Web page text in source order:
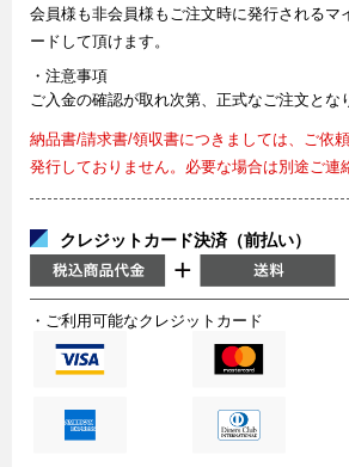
会員様も非会員様もご注文時に発行されるマ
ードして頂けます。
・注意事項
ご入金の確認が取れ次第、正式なご注文とな
納品書/請求書/領収書につきましては、ご依
発行しておりません。必要な場合は別途ご連
クレジットカード決済（前払い）
・ご利用可能なクレジットカード